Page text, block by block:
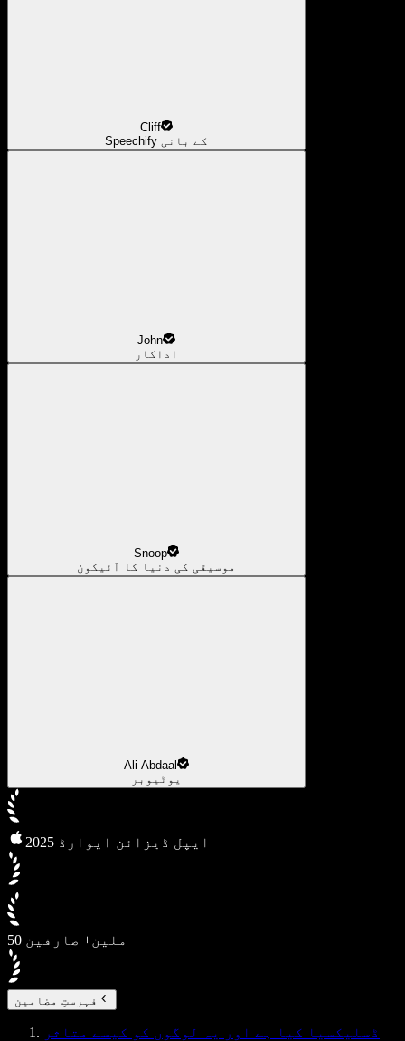
Cliff
Speechify کے بانی
John
اداکار
Snoop
موسیقی کی دنیا کا آئیکون
Ali Abdaal
یوٹیوبر
2025 ایپل ڈیزائن ایوارڈ
50 ملین+ صارفین
فہرستِ مضامین
ڈسلیکسیا کیا ہے اور یہ لوگوں کو کیسے متاثر